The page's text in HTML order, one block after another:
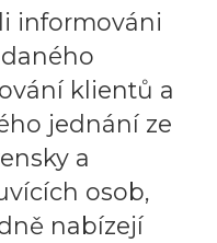
informováni
klientů a
jednání ze
a
osob,
nabízejí